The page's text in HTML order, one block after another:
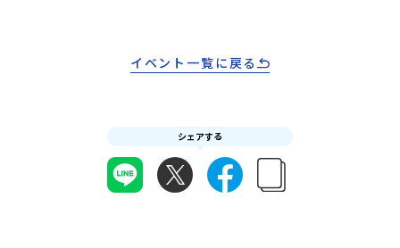
は原則、開催日1週間前までにご連絡いたします。又、最少催行人数
に達しなかった場合は、開催日3週間前までに催行中止の旨をメール
ある若者にあふれる持続可能な地域・社会をつくる」というビジョ
ンを掲げ、2017年3月に島根県に設立した教育事業団体です。日本
全国約200の高校と連携しながら、中学卒業後に地域の枠を越えて生
徒一人ひとりの夢や価値観に合った地域・学校で1〜3年間過ごすこ
いただきます。当選取り消しがあった場合は、繰り上げ当選者へご
ん。その場合は、「@miratabi.jp」からのメールを受信できるよう
えしておりませんので、ご了承ください。・お申し込みについてお
申込はお一人様1回限りです。PC・スマートフォンからお申込くだ
イベント一覧に戻る
シェアする